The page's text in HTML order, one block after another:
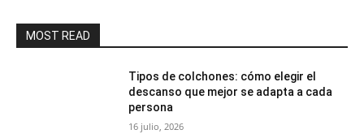
MOST READ
Tipos de colchones: cómo elegir el
descanso que mejor se adapta a cada
persona
16 julio, 2026